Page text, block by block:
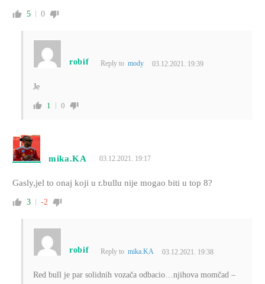
5 0
robif Reply tomody 03.12.2021. 19:39
Je
1 0
mika.KA 03.12.2021. 19:17
Gasly,jel to onaj koji u r.bullu nije mogao biti u top 8?
3 -2
robif Reply tomika.KA 03.12.2021. 19:38
Red bull je par solidnih vozača odbacio…njihova momčad –